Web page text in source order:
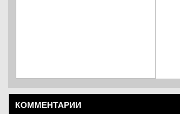
КОММЕНТАРИИ